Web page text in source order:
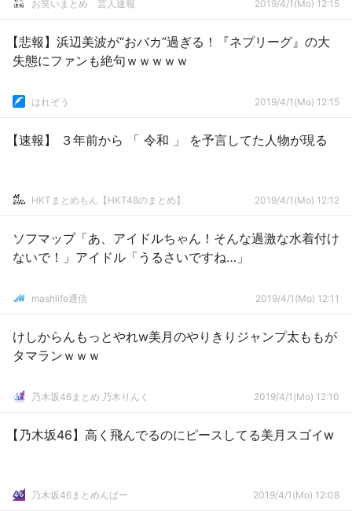
お笑いまとめ 芸人速報 2019/4/1(Mo) 12:15
【悲報】浜辺美波が“おバカ”過ぎる！『ネプリーグ』の大
失態にファンも絶句ｗｗｗｗｗ
はれぞう 2019/4/1(Mo) 12:15
【速報】 ３年前から 「 令和 」 を予言してた人物が現る
HKTまとめもん【HKT48のまとめ】 2019/4/1(Mo) 12:12
ソフマップ「あ、アイドルちゃん！そんな過激な水着付け
ないで！」アイドル「うるさいですね…」
mashlife通信 2019/4/1(Mo) 12:11
けしからんもっとやれw美月のやりきりジャンプ太ももが
タマランｗｗｗ
乃木坂46まとめ 乃木りんく 2019/4/1(Mo) 12:10
【乃木坂46】高く飛んでるのにピースしてる美月スゴイw
乃木坂46まとめんばー 2019/4/1(Mo) 12:08